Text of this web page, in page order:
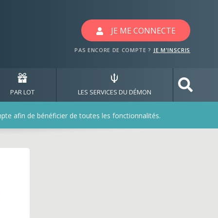
avec les jeux
JE ME CONNECTE
PAS ENCORE DE COMPTE ? JE M'INSCRIS
PAR LOT LES SERVICES DU DÉMON
afin de bénéficier de toutes les fonctionnalités.